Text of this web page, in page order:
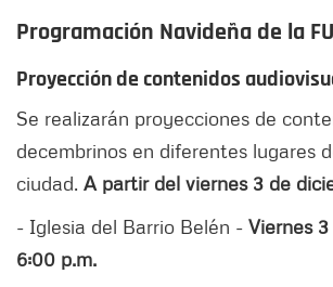
Programación Navideña de la
Proyección de contenidos
Se realizarán proyecciones de
decembrinos en diferentes lugares
ciudad. A partir del viernes 3 de
- Iglesia del Barrio Belén - Viernes
6:00 p.m.